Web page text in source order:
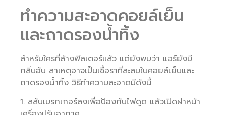
ทำความสะอาดคอยล์เย็น
และถาดรองน้ำทิ้ง
สำหรับใครที่ล้างฟิลเตอร์แล้ว แต่ยังพบว่า แอร์ยังมี
กลิ่นอับ สาเหตุอาจเป็นเชื้อราที่สะสมในคอยล์เย็นและ
ถาดรองน้ำทิ้ง วิธีทำความสะอาดมีดังนี้
1. สลับเบรกเกอร์ลงเพื่อป้องกันไฟดูด แล้วเปิดฝาหน้า